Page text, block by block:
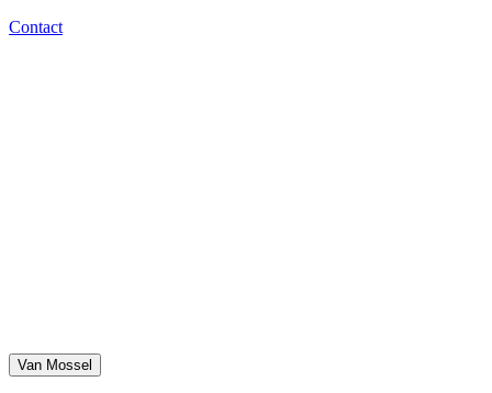
Contact
Van Mossel